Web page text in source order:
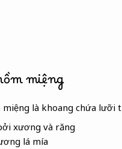
miệng
là khoang chứa lưỡi
xương và răng
lá mía